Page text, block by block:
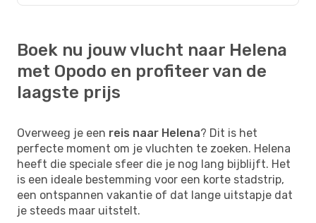
Boek nu jouw vlucht naar Helena
met Opodo en profiteer van de
laagste prijs
Overweeg je een reis naar Helena? Dit is het
perfecte moment om je vluchten te zoeken. Helena
heeft die speciale sfeer die je nog lang bijblijft. Het
is een ideale bestemming voor een korte stadstrip,
een ontspannen vakantie of dat lange uitstapje dat
je steeds maar uitstelt.